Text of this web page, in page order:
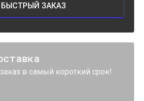
БЫСТРЫЙ ЗАКАЗ
в самый короткий срок!